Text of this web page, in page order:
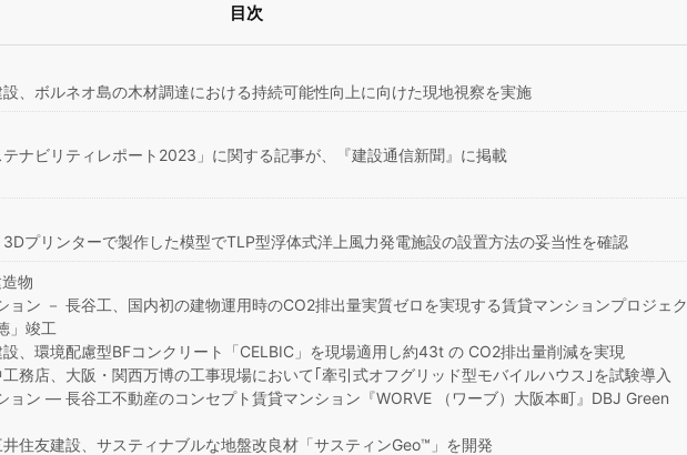
目次
、ボルネオ島の木材調達における持続可能性向上に向けた現地視察を実施
ナビリティレポート2023」に関する記事が、『建設通信新聞』に掲載
プリンターで製作した模型でTLP型浮体式洋上風力発電施設の設置方法の妥当性を確認
物
ョン － 長谷工、国内初の建物運用時のCO2排出量実質ゼロを実現する賃貸マンションプロジェ
」竣工
、環境配慮型BFコンクリート「CELBIC」を現場適用し約43t の CO2排出量削減を実現
務店、大阪・関西万博の工事現場において｢牽引式オフグリッド型モバイルハウス｣を試験導入
ョン ― 長谷工不動産のコンセプト賃貸マンション『WORVE （ワーブ）大阪本町』DBJ Green
住友建設、サスティナブルな地盤改良材「サスティンGeo™」を開発